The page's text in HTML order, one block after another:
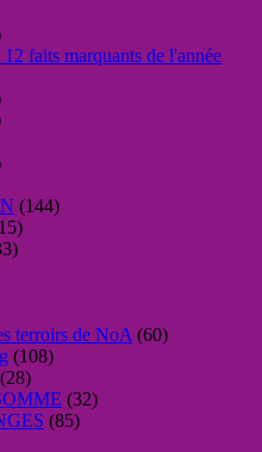
faits marquants de l'année
(144)
terroirs de NoA (60)
(108)
(28)
(32)
(85)